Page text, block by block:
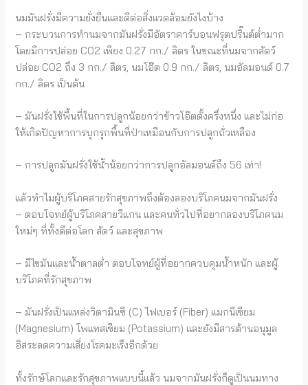
นมมันฝรั่งมีความยั่งยืนและดีต่อสิ่งแวดล้อมยังไงบ้าง
– กระบวนการทำนมจากมันฝรั่งมีอัตราคาร์บอนฟรุตปริ๊นต์ต่ำมาก
โดยมีการปล่อย CO2 เพียง 0.27 กก./ ลิตร ในขณะที่นมจากสัตว์
ปล่อย CO2 ถึง 3 กก./ ลิตร, นมโอ๊ต 0.9 กก./ ลิตร, นมอัลมอนด์ 0.7
กก./ ลิตร เป็นต้น
– มันฝรั่งใช้พื้นที่ในการปลูกน้อยกว่าข้าวโอ๊ตตั้งครึ่งหนึ่ง และไม่ก่อ
ให้เกิดปัญหาการบุกรุกพื้นที่ป่าเหมือนกับการปลูกถั่วเหลือง
– การปลูกมันฝรั่งใช้น้ำน้อยกว่าการปลูกอัลมอนด์ถึง 56 เท่า!
แล้วทำไมผู้บริโภคสายรักสุขภาพถึงต้องลองบริโภคนมจากมันฝรั่ง
– ตอบโจทย์ผู้บริโภคสายวีแกน และคนทั่วไปที่อยากลองบริโภคนม
ใหม่ๆ ที่ทั้งดีต่อโลก สัตว์ และสุขภาพ
– มีไขมันและน้ำตาลต่ำ ตอบโจทย์ผู้ที่อยากควบคุมน้ำหนัก และผู้
บริโภคที่รักสุขภาพ
– มันฝรั่งเป็นแหล่งวิตามินซี (C) ไฟเบอร์ (Fiber) แมกนีเซียม
(Magnesium) โพแทสเซียม (Potassium) และยังมีสารต้านอนุมูล
อิสระลดความเสี่ยงโรคมะเร็งอีกด้วย
ทั้งรักษ์โลกและรักสุขภาพแบบนี้แล้ว นมจากมันฝรั่งก็ดูเป็นนมทาง